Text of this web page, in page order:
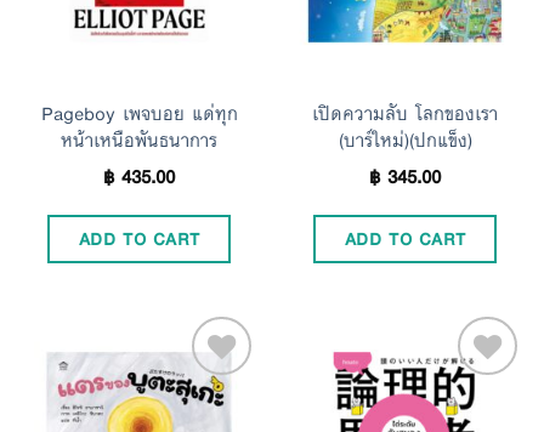
Pageboy เพจบอย แด่ทุก
หน้าเหนือพันธนาการ
฿435.00
ADD TO CART
เปิดความลับ โลกของเรา
(บาร์ใหม่)(ปกแข็ง)
฿345.00
ADD TO CART